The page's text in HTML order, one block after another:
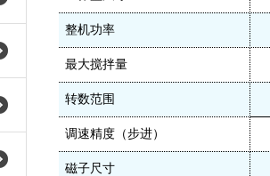
整机功率
最大搅拌量
转数范围
调速精度（步进）
磁子尺寸